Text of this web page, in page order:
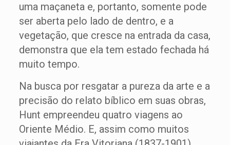
uma maçaneta e, portanto, somente pode
ser aberta pelo lado de dentro, e a
vegetação, que cresce na entrada da casa,
demonstra que ela tem estado fechada há
muito tempo.
Na busca por resgatar a pureza da arte e a
precisão do relato bíblico em suas obras,
Hunt empreendeu quatro viagens ao
Oriente Médio. E, assim como muitos